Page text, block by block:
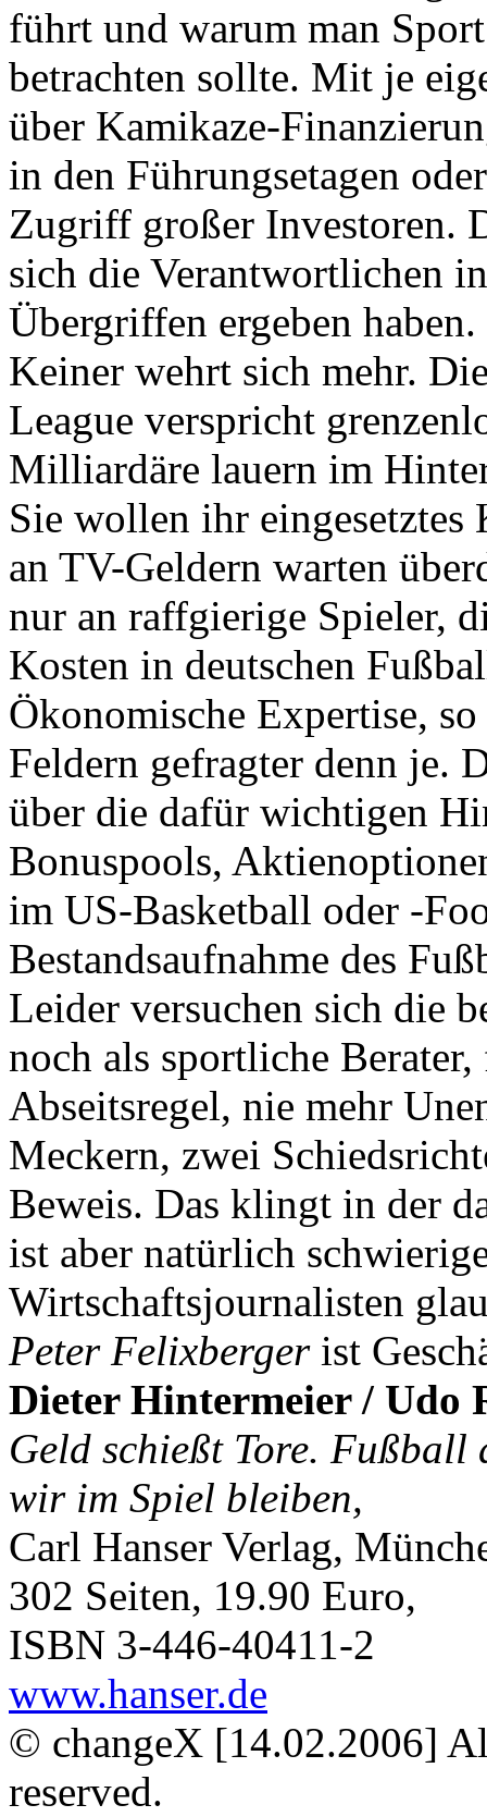
führt und warum man
betrachten sollte. Mit je
über Kamikaze-
in den Führungsetagen
Zugriff großer Investoren.
sich die Verantwortlichen
Übergriffen ergeben haben.
Keiner wehrt sich mehr.
League verspricht
Milliardäre lauern im
Sie wollen ihr
an TV-Geldern warten
nur an raffgierige Spieler,
Kosten in deutschen
Ökonomische Expertise,
Feldern gefragter denn je.
über die dafür wichtigen
Bonuspools,
im US-Basketball oder -
Bestandsaufnahme des
Leider versuchen sich die
noch als sportliche
Abseitsregel, nie mehr
Meckern, zwei
Beweis. Das klingt in der
ist aber natürlich
Wirtschaftsjournalisten
Peter Felixbergerist
Dieter Hintermeier / Udo
Geld schießt Tore. Fußball
wir im Spiel bleiben,
Carl Hanser Verlag,
302 Seiten, 19.90 Euro,
ISBN 3-446-40411-2
www.hanser.de
© changeX [14.02.2006]
reserved.